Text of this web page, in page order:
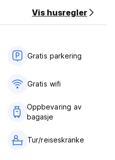
from original language)
Vis husregler
Gratis parkering
Gratis wifi‎
Oppbevaring av
bagasje
Tur/reiseskranke